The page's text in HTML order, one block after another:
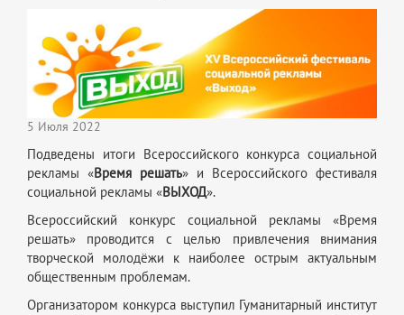
5 Июля 2022
Подведены итоги Всероссийского конкурса социальной
рекламы «Время решать» и Всероссийского фестиваля
социальной рекламы «ВЫХОД».
Всероссийский конкурс социальной рекламы «Время
решать» проводится с целью привлечения внимания
творческой молодёжи к наиболее острым актуальным
общественным проблемам.
Организатором конкурса выступил Гуманитарный институт